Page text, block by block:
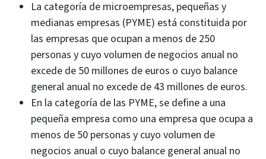
La categoría de microempresas, pequeñas y
medianas empresas (PYME) está constituida por
las empresas que ocupan a menos de 250
personas y cuyo volumen de negocios anual no
excede de 50 millones de euros o cuyo balance
general anual no excede de 43 millones de euros.
En la categoría de las PYME, se define a una
pequeña empresa como una empresa que ocupa a
menos de 50 personas y cuyo volumen de
negocios anual o cuyo balance general anual no